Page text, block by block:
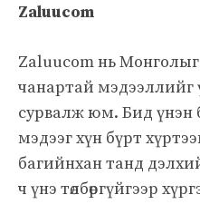
Zaluucom
Zaluucom нь
чанартай мэдээллийг
сурвалж юм. Бид үнэн
мэдээг хүн бүрт
багийнхан танд
ч үнэ төлбөргүйгээр